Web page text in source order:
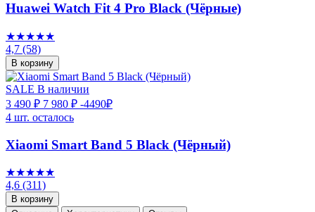
Huawei Watch Fit 4 Pro Black (Чёрные)
★★★★★
4,7 (58)
В корзину
SALE В наличии
3 490 ₽ 7 980 ₽ -4490₽
4 шт. осталось
Xiaomi Smart Band 5 Black (Чёрный)
★★★★★
4,6 (311)
В корзину